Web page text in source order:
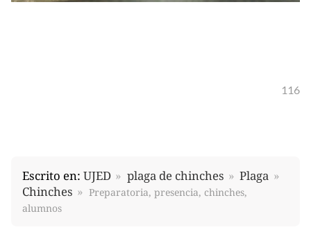
116
Escrito en: UJED plaga de chinches
Plaga
Chinches
Preparatoria, presencia, chinches,
alumnos